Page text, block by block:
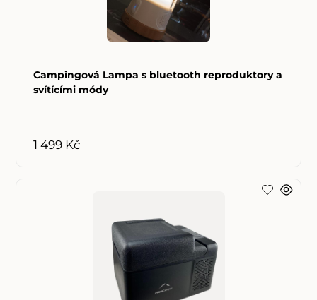
Campingová Lampa s bluetooth reproduktory a
svítícími módy
1 499 Kč